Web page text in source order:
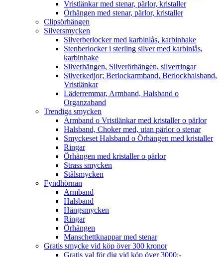
Vristlänkar med stenar, pärlor, kristaller
Örhängen med stenar, pärlor, kristaller
Clipsörhängen
Silversmycken
Silverberlocker med karbinlås, karbinhake
Stenberlocker i sterling silver med karbinlås,
karbinhake
Silverhängen, Silverörhängen, silverringar
Silverkedjor; Berlockarmband, Berlockhalsband,
Vristlänkar
Läderremmar, Armband, Halsband o
Organzaband
Trendiga smycken
Armband o Vristlänkar med kristaller o pärlor
Halsband, Choker med, utan pärlor o stenar
Smyckeset Halsband o Örhängen med kristaller
Ringar
Örhängen med kristaller o pärlor
Strass smycken
Stålsmycken
Fyndhörnan
Armband
Halsband
Hängsmycken
Ringar
Örhängen
Manschettknappar med stenar
Gratis smycke vid köp över 300 kronor
Gratis val för dig vid köp över 3000:-